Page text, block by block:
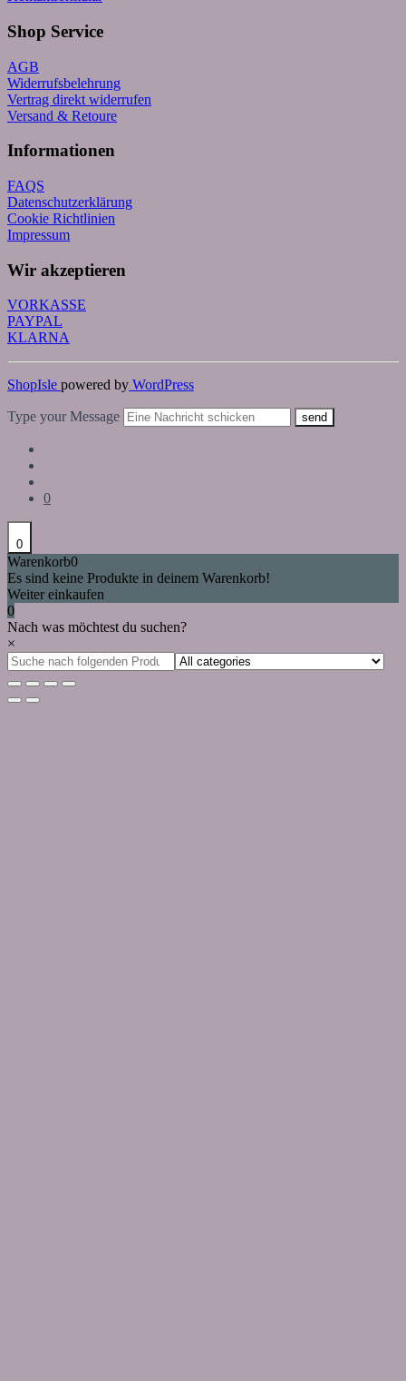
Shop Service
AGB
Widerrufsbelehrung
Vertrag direkt widerrufen
Versand & Retoure
Informationen
FAQS
Datenschutzerklärung
Cookie Richtlinien
Impressum
Wir akzeptieren
VORKASSE
PAYPAL
KLARNA
ShopIsle powered by WordPress
Type your Message send
0
0
Warenkorb0
Es sind keine Produkte in deinem Warenkorb!
Weiter einkaufen
0
Nach was möchtest du suchen?
×